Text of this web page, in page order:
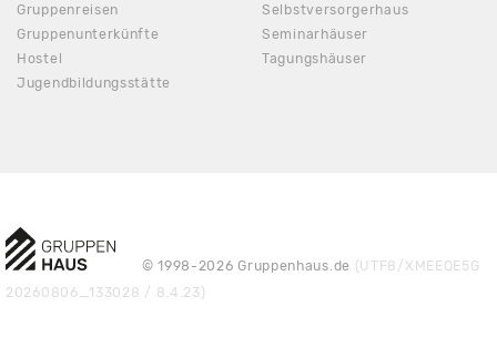
Gruppenreisen
Gruppenunterkünfte
Hostel
Jugendbildungsstätte
Selbstversorgerhaus
Seminarhäuser
Tagungshäuser
© 1998-2026 Gruppenhaus.de (UTF8/XMEEQE5G
20260806_133028 / 8.4.23)